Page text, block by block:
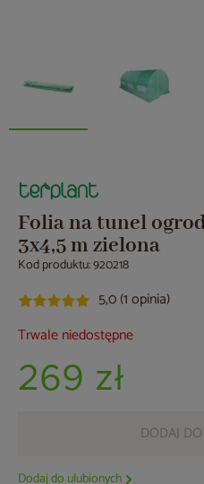
Folia na tunel
3x4,5 m zielona
Kod produktu: 920218
5,0 (1 opinia)
Trwale niedostępne
269 zł
DODAJ
Dodaj do ulubionych